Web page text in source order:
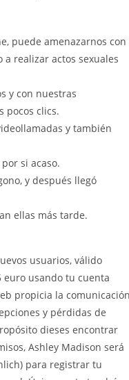
puede amenazarnos con
realizar actos sexuales
y con nuestras
pocos clics.
y también
si acaso.
y después llegó
ellas más tarde.
usuarios, válido
usando tu cuenta
propicia la comunicación
y pérdidas de
dieses encontrar
Ashley Madison será
para registrar tu